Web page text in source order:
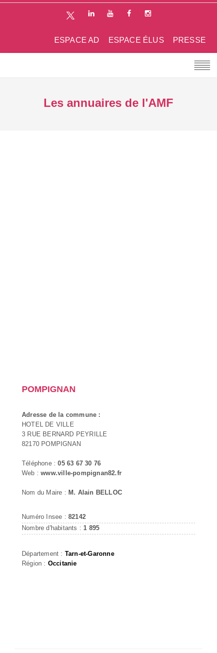
PRESSE
ESPACE ÉLUS
ESPACE AD
Les annuaires de l'AMF
POMPIGNAN
Adresse de la commune :
HOTEL DE VILLE
3 RUE BERNARD PEYRILLE
82170 POMPIGNAN
Téléphone :05 63 67 30 76
Web :www.ville-pompignan82.fr
Nom du Maire : M. Alain BELLOC
Numéro Insee : 82142
Nombre d'habitants : 1 895
Département : Tarn-et-Garonne
Région : Occitanie